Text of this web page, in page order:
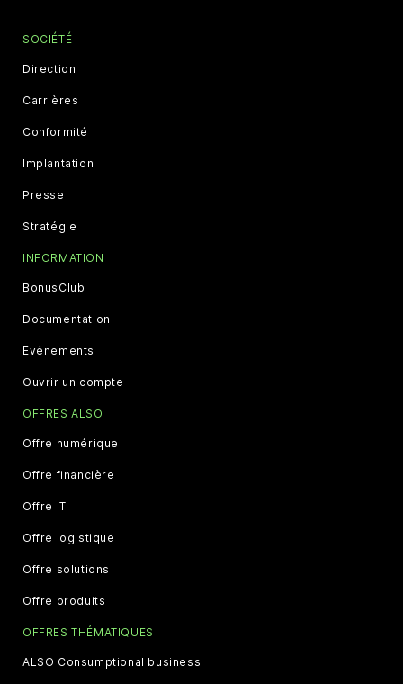
SOCIÉTÉ
Direction
Carrières
Conformité
Implantation
Presse
Stratégie
INFORMATION
BonusClub
Documentation
Evénements
Ouvrir un compte
OFFRES ALSO
Offre numérique
Offre financière
Offre IT
Offre logistique
Offre solutions
Offre produits
OFFRES THÉMATIQUES
ALSO Consumptional business